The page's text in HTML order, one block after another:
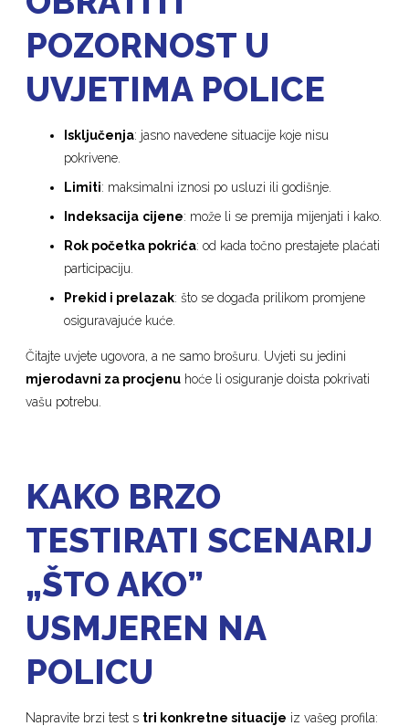
POZORNOST U
UVJETIMA POLICE
Isključenja: jasno navedene situacije koje nisu
pokrivene.
Limiti: maksimalni iznosi po usluzi ili godišnje.
Indeksacija cijene: može li se premija mijenjati i kako.
Rok početka pokrića: od kada točno prestajete plaćati
participaciju.
Prekid i prelazak: što se događa prilikom promjene
osiguravajuće kuće.
Čitajte uvjete ugovora, a ne samo brošuru. Uvjeti su jedini
mjerodavni za procjenu hoće li osiguranje doista pokrivati
vašu potrebu.
KAKO BRZO
TESTIRATI SCENARIJ
„ŠTO AKO”
USMJEREN NA
POLICU
Napravite brzi test s tri konkretne situacije iz vašeg profila: